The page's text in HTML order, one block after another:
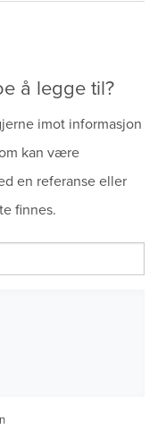
å legge til?
imot informasjon
kan være
en referanse eller
finnes.